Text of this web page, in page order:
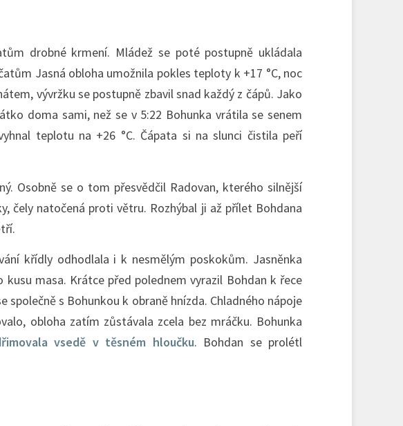
drobné krmení. Mládež se poté postupně ukládala
Jasná obloha umožnila pokles teploty k +17 °C, noc
vývržku se postupně zbavil snad každý z čápů. Jako
doma sami, než se v 5:22 Bohunka vrátila se senem
teplotu na +26 °C. Čápata si na slunci čistila peří
Osobně se o tom přesvědčil Radovan, kterého silnější
čely natočená proti větru. Rozhýbal ji až přílet Bohdana
křídly odhodlala i k nesmělým poskokům. Jasněnka
masa. Krátce před polednem vyrazil Bohdan k řece
s Bohunkou k obraně hnízda. Chladného nápoje
obloha zatím zůstávala zcela bez mráčku. Bohunka
vsedě v těsném hloučku. Bohdan se prolétl